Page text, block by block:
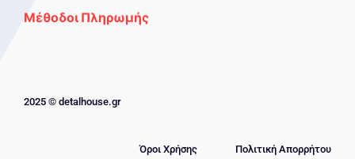
Μέθοδοι Πληρωμής
2025 © detalhouse.gr
Όροι Χρήσης Πολιτική Απορρήτου